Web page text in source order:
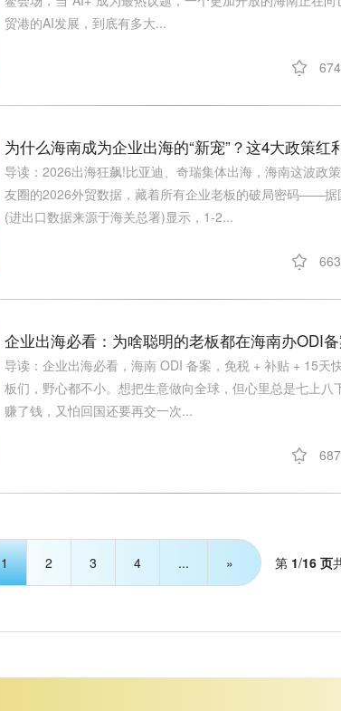
贸港的AI发展，到底有多大...
674
为什么海南成为企业出海的“新宠”？这4大政策红
导读：2026出海狂飙!比亚迪、奇瑞集体出海，海南这波政
友圈的2026外贸数据，藏着所有企业老板的破局密码——
(进出口数据来源于海关总署)显示，1-2...
663
企业出海必看：为啥聪明的老板都在海南办ODI
导读：企业出海必看，海南 ODI 备案，免税 + 补贴 + 15天
板们，野心都不小。想把生意做向全球，但心里总是七上
赚了钱，又怕回国还要再交一次...
687
1 2 3 4 ... » 第 1/16 页